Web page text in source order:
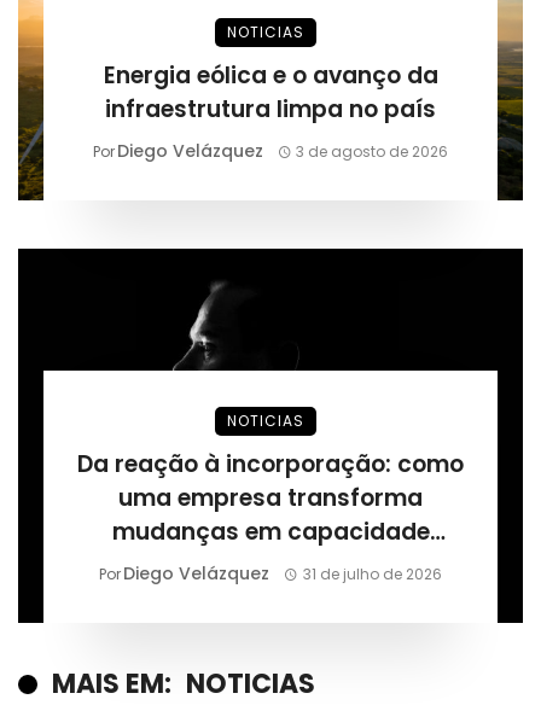
NOTICIAS
Energia eólica e o avanço da
infraestrutura limpa no país
PorDiego Velázquez 3 de agosto de 2026
NOTICIAS
Da reação à incorporação: como
uma empresa transforma
mudanças em capacidade
permanente, segundo Márcio
PorDiego Velázquez 31 de julho de 2026
MAIS EM: NOTICIAS